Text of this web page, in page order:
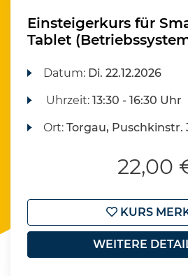
Einsteigerkurs für
Tablet
Datum: Di. 22.12.2026
Uhrzeit:13:30 - 16:30 Uhr
Ort:Torgau, Puschkinstr.
22,00
KURS
WEITERE